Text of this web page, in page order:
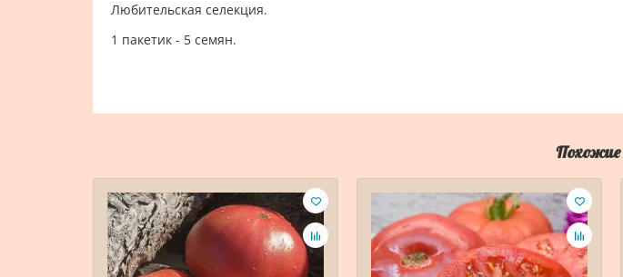
Любительская селекция.
1 пакетик - 5 семян.
Похожие